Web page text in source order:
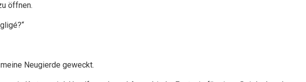
öffnen.
Neugierde geweckt.